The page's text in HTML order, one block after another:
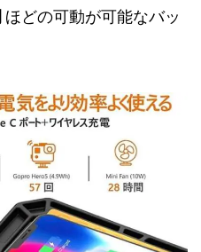
ほどの可動が可能なバッ